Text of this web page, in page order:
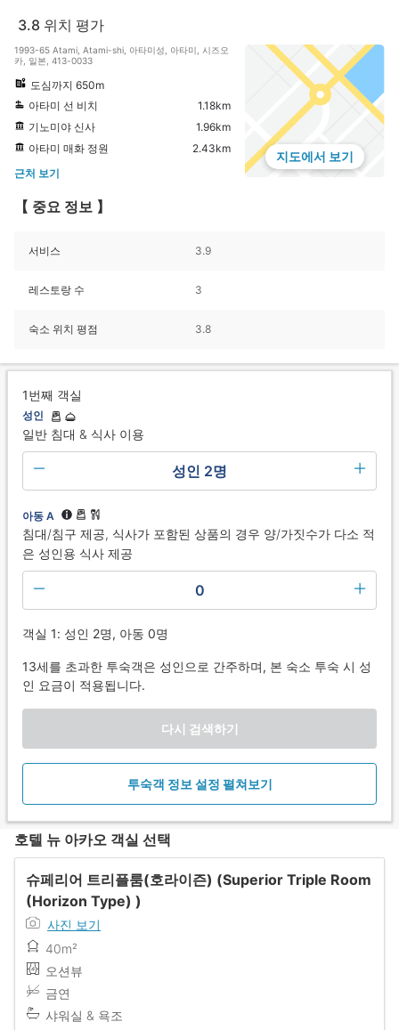
3.8 위치 평가
1993-65 Atami, Atami-shi, 아타미성, 아타미, 시즈오
카, 일본, 413-0033
도심까지 650m
아타미 선 비치
1.18km
기노미야 신사
1.96km
아타미 매화 정원
2.43km
근처 보기
지도에서 보기
【 중요 정보 】
서비스 3.9
레스토랑 수 3
숙소 위치 평점 3.8
1번째 객실
성인
일반 침대 & 식사 이용
성인 2명
아동 A
침대/침구 제공, 식사가 포함된 상품의 경우 양/가짓수가 다소 적
은 성인용 식사 제공
0
객실 1: 성인 2명, 아동 0명
13세를 초과한 투숙객은 성인으로 간주하며, 본 숙소 투숙 시 성
인 요금이 적용됩니다.
다시 검색하기
투숙객 정보 설정 펼쳐보기
호텔 뉴 아카오 객실 선택
슈페리어 트리플룸(호라이즌) (Superior Triple Room
(Horizon Type) )
사진 보기
40m²
오션뷰
금연
샤워실 & 욕조